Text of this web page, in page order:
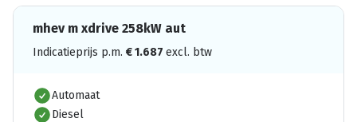
mhev m xdrive 258kW aut
Indicatieprijs p.m. €1.687 excl. btw
Automaat
Diesel